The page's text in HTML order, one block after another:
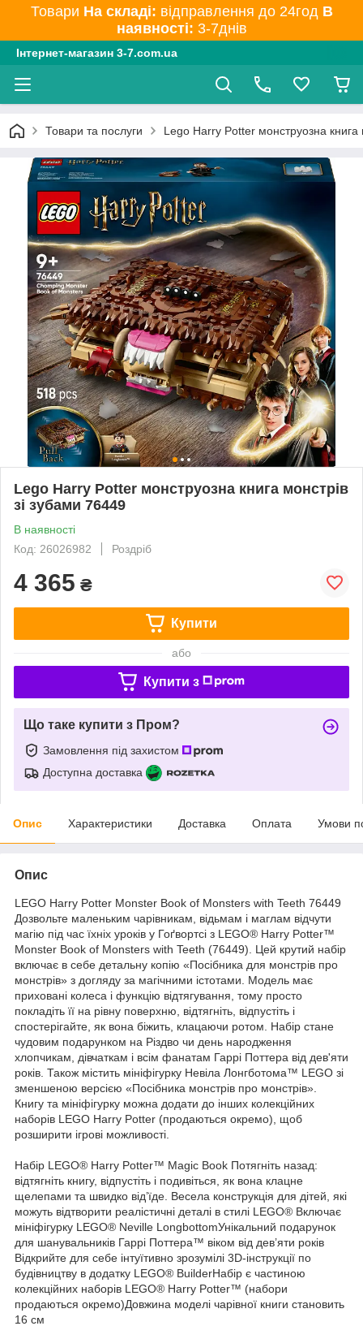
Товари На складі: відправлення до 24год В
наявності: 3-7днів
Інтернет-магазин 3-7.com.ua
Товари та послуги Lego Harry Potter монструозна книга
Lego Harry Potter монструозна книга монстрів
зі зубами 76449
В наявності
Код: 26026982
Роздріб
4 365 ₴
Купити
або
Купити з
Що таке купити з Пром?
Замовлення під захистом
Доступна доставка
Опис Характеристики Доставка Оплата Умови
Опис
LEGO Harry Potter Monster Book of Monsters with Teeth 76449
Дозвольте маленьким чарівникам, відьмам і маглам відчути
магію під час їхніх уроків у Гоґвортсі з LEGO® Harry Potter™
Monster Book of Monsters with Teeth (76449). Цей крутий набір
включає в себе детальну копію «Посібника для монстрів про
монстрів» з догляду за магічними істотами. Модель має
приховані колеса і функцію відтягування, тому просто
покладіть її на рівну поверхню, відтягніть, відпустіть і
спостерігайте, як вона біжить, клацаючи ротом. Набір стане
чудовим подарунком на Різдво чи день народження
хлопчикам, дівчаткам і всім фанатам Гаррі Поттера від дев'яти
років. Також містить мініфігурку Невіла Лонгботома™ LEGO зі
зменшеною версією «Посібника монстрів про монстрів».
Книгу та мініфігурку можна додати до інших колекційних
наборів LEGO Harry Potter (продаються окремо), щоб
розширити ігрові можливості.
Набір LEGO® Harry Potter™ Magic Book Потягніть назад:
відтягніть книгу, відпустіть і подивіться, як вона клацне
щелепами та швидко від’їде. Весела конструкція для дітей, які
можуть відтворити реалістичні деталі в стилі LEGO® Включає
мініфігурку LEGO® Neville LongbottomУнікальний подарунок
для шанувальників Гаррі Поттера™ віком від дев’яти років
Відкрийте для себе інтуїтивно зрозумілі 3D-інструкції по
будівництву в додатку LEGO® BuilderНабір є частиною
колекційних наборів LEGO® Harry Potter™ (набори
продаються окремо)Довжина моделі чарівної книги становить
16 см